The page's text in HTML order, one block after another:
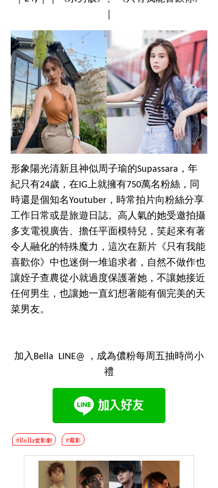
形象陽光清新且神似周子瑜的Supassara，年
紀只有24歲，在IG上就擁有750萬名粉絲，同
時還是個知名Youtuber，時常拍片向粉絲分享
工作日常或是旅遊日誌。高人氣的她受邀拍攝
多支電視廣告、擔任平面模特兒，笑起來有著
令人融化的特殊魔力，這次在新片《只有我能
喜歡你》中也迷倒一堆追求者，自然不做作也
讓姪子查農從小就過度保護著她，不讓她接近
任何男生，也讓她一直幻想著能有個完美的天
菜男友。
加入Bella LINE@ ，成為儂粉每周五抽時尚小
禮
#Bella愛影劇 #電影